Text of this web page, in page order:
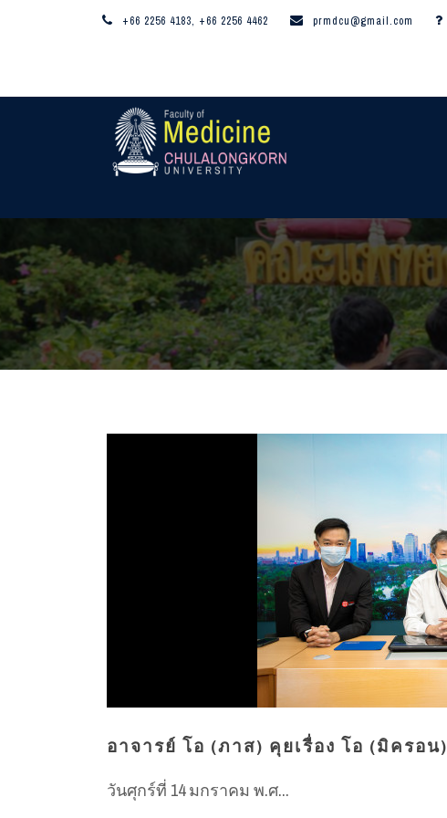
+66 2256 4183, +66 2256 4462 prmdcu@gmail.com
อาจารย์ โอ (ภาส) คุยเรื่อง โอ (มิครอน)
วันศุกร์ที่ 14 มกราคม พ.ศ...